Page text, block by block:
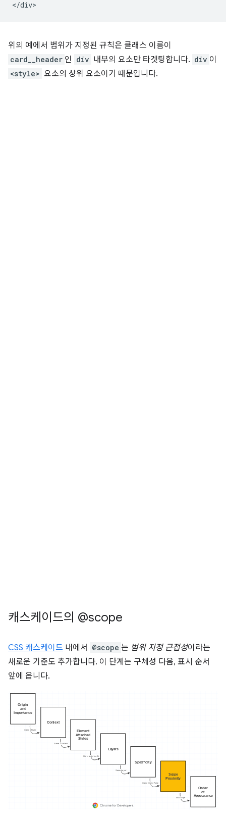
위의 예에서 범위가 지정된 규칙은 클래스 이름이
card__header 인 div 내부의 요소만 타겟팅합니다. div 이
<style> 요소의 상위 요소이기 때문입니다.
캐스케이드의 @scope
CSS 캐스케이드 내에서 @scope 는 범위 지정 근접성이라는
새로운 기준도 추가합니다. 이 단계는 구체성 다음, 표시 순서
앞에 옵니다.